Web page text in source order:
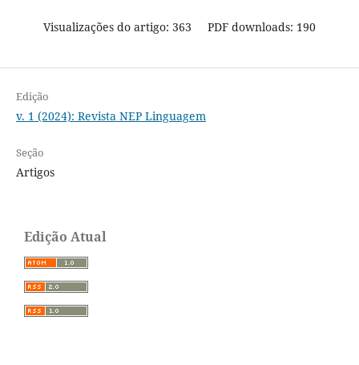
Visualizações do artigo: 363 PDF downloads: 190
Edição
v. 1 (2024): Revista NEP Linguagem
Seção
Artigos
Edição Atual